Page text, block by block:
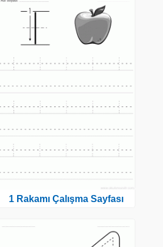
1 Rakamı Çalışma Sayfası